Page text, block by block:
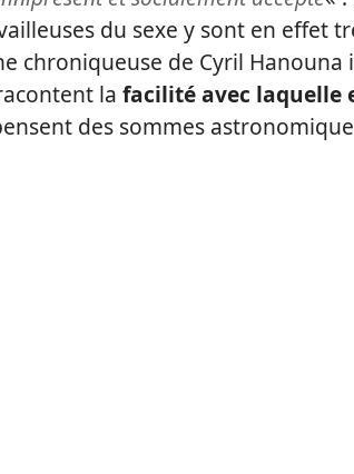
du sexe y sont en effet
chroniqueuse de Cyril
la facilité avec laquelle
des sommes